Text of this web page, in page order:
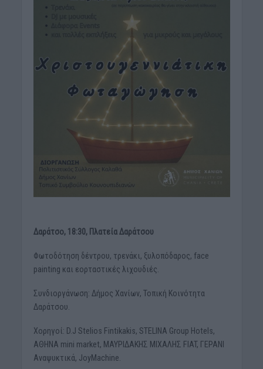
Δαράτσο, 18:30, Πλατεία Δαράτσου
Φωτοδότηση δέντρου, τρενάκι, ξυλοπόδαρος, face
painting και εορταστικές λιχουδιές.
Συνδιοργάνωση: Δήμος Χανίων, Τοπική Κοινότητα
Δαράτσου.
Χορηγοί: D.J Stelios Fintikakis, STELINA Group Hotels,
ΑΘΗΝΑ mini market, ΜΑΥΡΙΔΑΚΗΣ ΜΙΧΑΛΗΣ FIAT, ΓΕΡΑΝΙ
Αναψυκτικά, JoyMachine.